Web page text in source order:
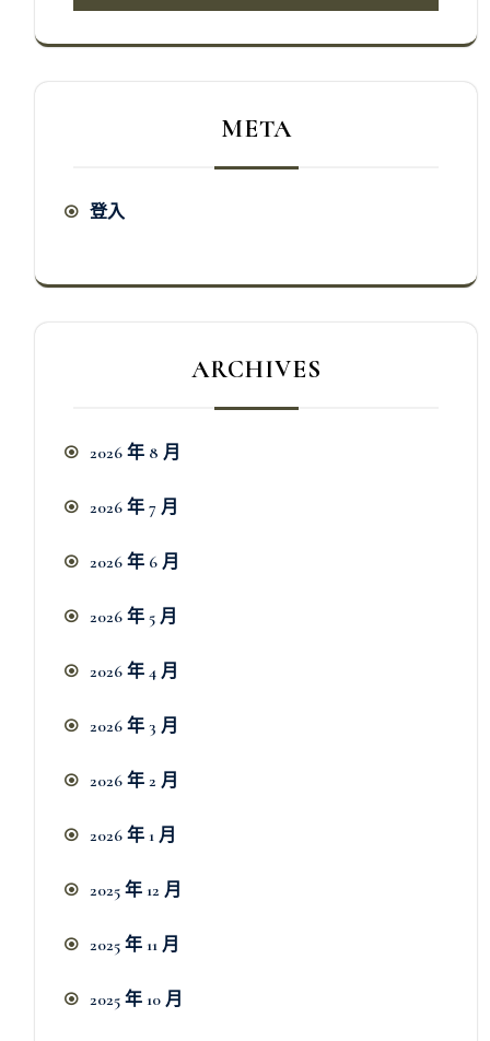
META
登入
ARCHIVES
2026 年 8 月
2026 年 7 月
2026 年 6 月
2026 年 5 月
2026 年 4 月
2026 年 3 月
2026 年 2 月
2026 年 1 月
2025 年 12 月
2025 年 11 月
2025 年 10 月